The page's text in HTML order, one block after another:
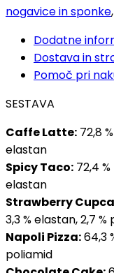
nogavice in sponke,
Dodatne
Dostava in
Pomoč pri
SESTAVA
Caffe Latte: 72,8
elastan
Spicy Taco: 72,4
elastan
Strawberry
3,3 % elastan, 2,7
Napoli Pizza:64,3
poliamid